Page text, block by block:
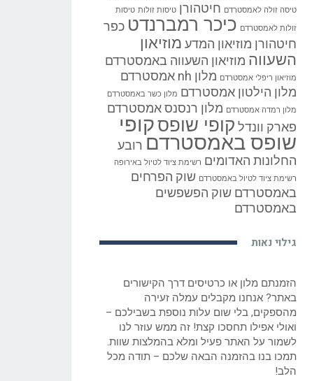
טיסה זולה לאמסטרדם חיטהורן טיסות זולות טיסות
זולות לאמסטרדם כיכר רמברנדט כפר
חיטהורן מוזיאון המדע מוזיאון
השעווה מוזיאון השעווה באמסטרדם
מוזיאון ריפלי אמסטרדם מלון nh אמסטרדם
מלון הילטון אמסטרדם מלון כשר באמסטרדם
מלון רמדה אמסטרדם מלון רנסנס אמסטרדם
פארק וונדל קופי שופסקופי
שופס באמסטרדם רובע
החלונות האדומים רשימת ציוד לטיול באירופה
רשימת ציוד לטיול באמסטרדם שוק הפרחים
באמסטרדם שוק הפשפשים
באמסטרדם
גילוי נאות
הזמנתם מלון או כרטיסים דרך הקישורים
באתר? אנחנו מקבלים עמלה זעירה
מהספקים, בלי שום עלות נוספת בשבילכם –
ואולי אפילו תחסכו קצת! זה ממש עוזר לנו
לשמור על האתר פעיל ומלא בהמלצות שוות.
תמכו בנו בהזמנה הבאה שלכם – תודה מכל
הלב!